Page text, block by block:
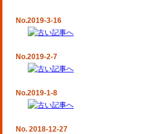
No.2019-3-16
No.2019-2-7
No.2019-1-8
No. 2018-12-27